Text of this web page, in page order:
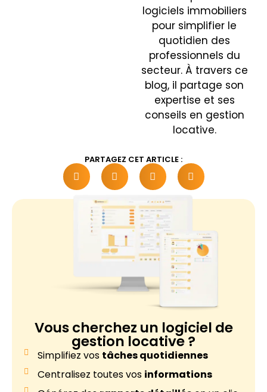
logiciels immobiliers
pour simplifier le
quotidien des
professionnels du
secteur. À travers ce
blog, il partage son
expertise et ses
conseils en gestion
locative.
PARTAGEZ CET ARTICLE :
Vous cherchez un logiciel de
gestion locative ?
Simplifiez vos tâches quotidiennes
Centralisez toutes vos informations